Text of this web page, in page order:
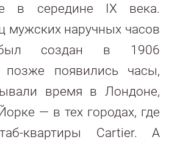
в середине IX века.
мужских наручных часов
создан в 1906
позже появились часы,
время в Лондоне,
— в тех городах, где
квартиры Cartier. А